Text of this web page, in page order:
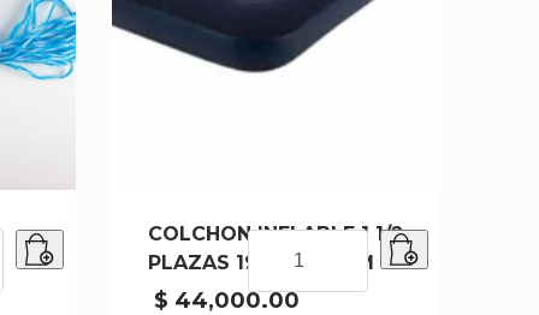
COLCHON INFLABLE 1 1/2
PLAZAS 191X99X22CM
$ 44,000.00
COLCHON
INFLABLE
1